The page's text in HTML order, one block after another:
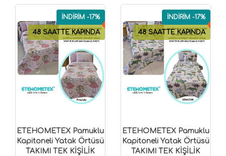
48 SAATTE KAPINDA
İNDİRİM -17%
ETEHOMETEX Pamuklu
Kapitoneli Yatak Örtüsü
TAKIMI TEK KİŞİLİK
48 SAATTE KAPINDA
İNDİRİM -17%
ETEHOMETEX Pamuklu
Kapitoneli Yatak Örtüsü
TAKIMI TEK KİŞİLİK